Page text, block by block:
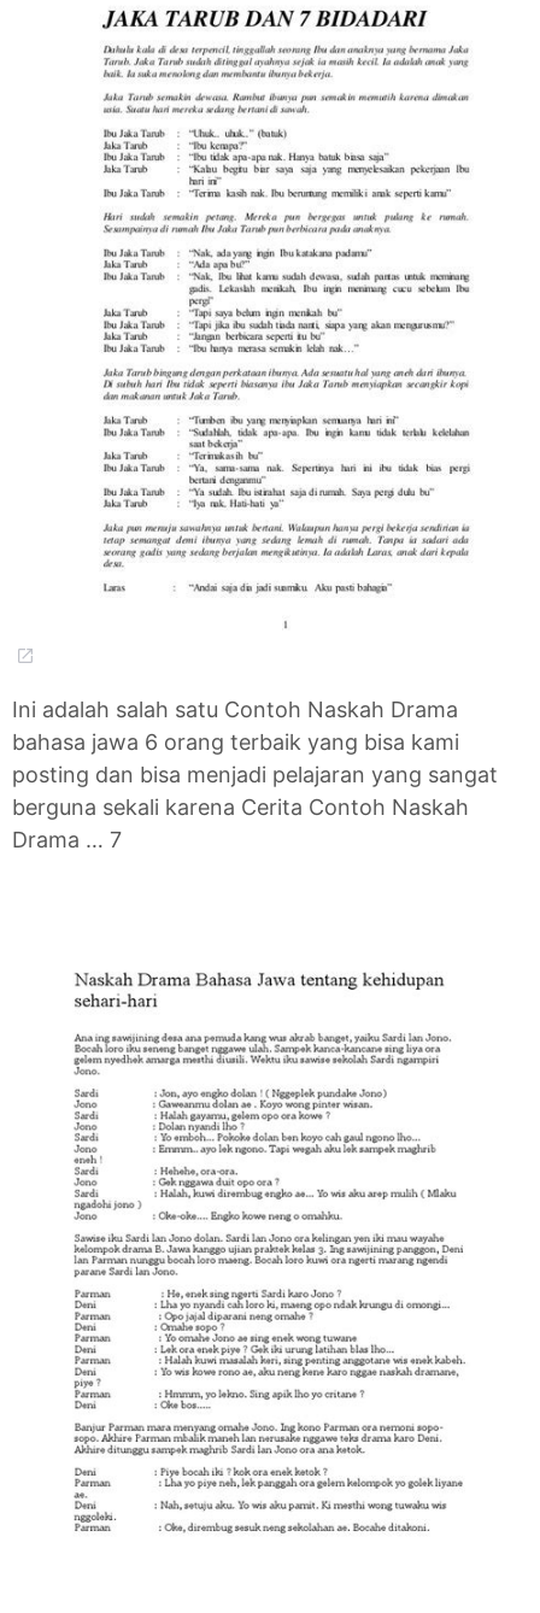
Ini adalah salah satu Contoh Naskah Drama
bahasa jawa 6 orang terbaik yang bisa kami
posting dan bisa menjadi pelajaran yang sangat
berguna sekali karena Cerita Contoh Naskah
Drama … 7